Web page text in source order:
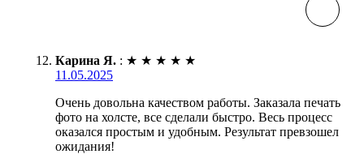
Карина Я. : ★ ★ ★ ★ ★
11.05.2025
Очень довольна качеством работы. Заказала печать
фото на холсте, все сделали быстро. Весь процесс
оказался простым и удобным. Результат превзошел
ожидания!